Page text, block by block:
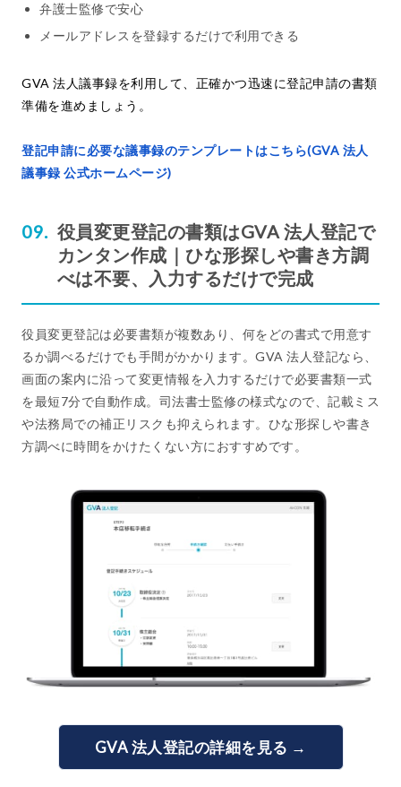
弁護士監修で安心
メールアドレスを登録するだけで利用できる
GVA 法人議事録を利用して、正確かつ迅速に登記申請の書類
準備を進めましょう。
登記申請に必要な議事録のテンプレートはこちら(GVA 法人
議事録 公式ホームページ)
役員変更登記の書類はGVA 法人登記で
カンタン作成｜ひな形探しや書き方調
べは不要、入力するだけで完成
役員変更登記は必要書類が複数あり、何をどの書式で用意す
るか調べるだけでも手間がかかります。GVA 法人登記なら、
画面の案内に沿って変更情報を入力するだけで必要書類一式
を最短7分で自動作成。司法書士監修の様式なので、記載ミス
や法務局での補正リスクも抑えられます。ひな形探しや書き
方調べに時間をかけたくない方におすすめです。
GVA 法人登記の詳細を見る →